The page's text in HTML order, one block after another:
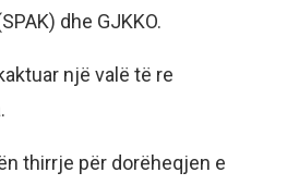
dhe GJKKO.
një valë të re
thirrje për dorëheqjen e